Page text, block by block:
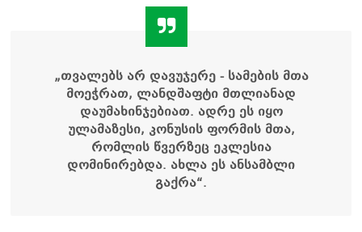
„თვალებს არ დავუჯერე - სამების მთა
მოეჭრათ, ლანდშაფტი მთლიანად
დაუმახინჯებიათ. ადრე ეს იყო
ულამაზესი, კონუსის ფორმის მთა,
რომლის წვერზეც ეკლესია
დომინირებდა. ახლა ეს ანსამბლი
გაქრა“.